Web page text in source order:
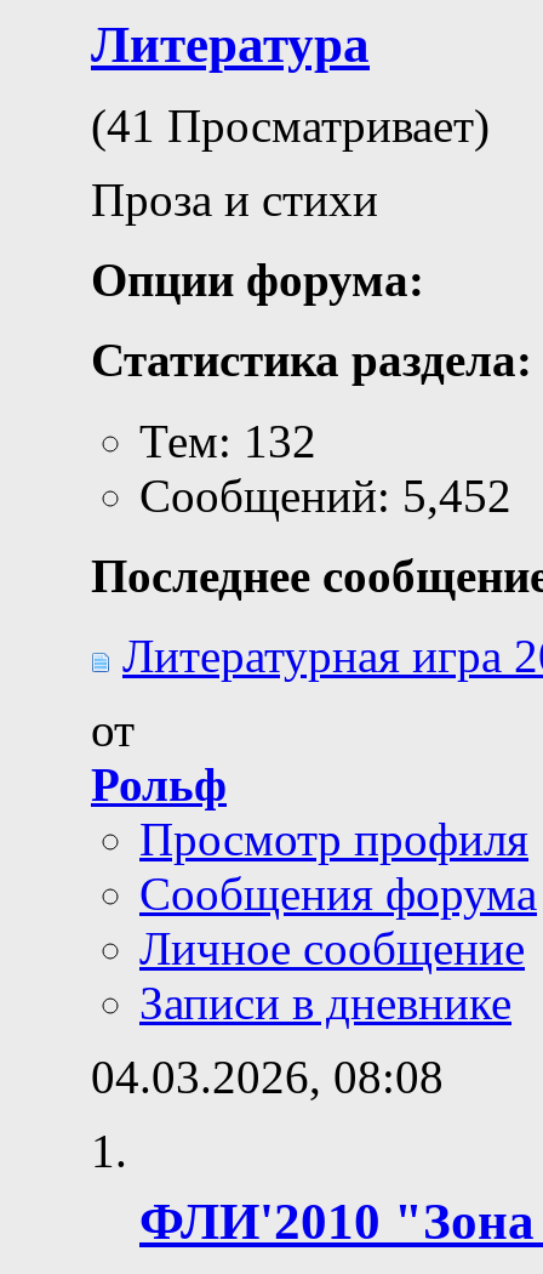
Литература
(41 Просматривает)
Проза и стихи
Опции форума:
Статистика раздела:
Тем: 132
Сообщений: 5,452
Последнее
Литературная игра
от
Рольф
Просмотр профиля
Сообщения форума
Личное сообщение
Записи в дневнике
04.03.2026, 08:08
ФЛИ'2010